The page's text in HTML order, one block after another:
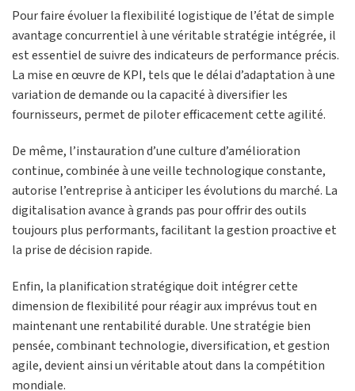
Pour faire évoluer la flexibilité logistique de l’état de simple
avantage concurrentiel à une véritable stratégie intégrée, il
est essentiel de suivre des indicateurs de performance précis.
La mise en œuvre de KPI, tels que le délai d’adaptation à une
variation de demande ou la capacité à diversifier les
fournisseurs, permet de piloter efficacement cette agilité.
De même, l’instauration d’une culture d’amélioration
continue, combinée à une veille technologique constante,
autorise l’entreprise à anticiper les évolutions du marché. La
digitalisation avance à grands pas pour offrir des outils
toujours plus performants, facilitant la gestion proactive et
la prise de décision rapide.
Enfin, la planification stratégique doit intégrer cette
dimension de flexibilité pour réagir aux imprévus tout en
maintenant une rentabilité durable. Une stratégie bien
pensée, combinant technologie, diversification, et gestion
agile, devient ainsi un véritable atout dans la compétition
mondiale.